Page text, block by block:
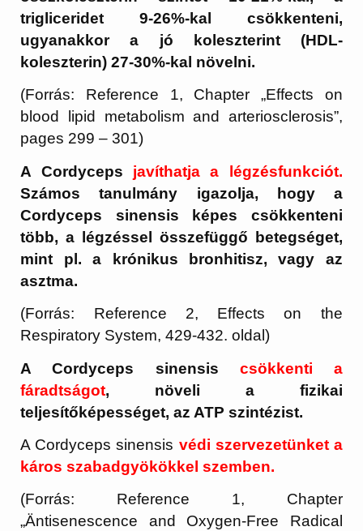
trigliceridet 9-26%-kal csökkenteni,
ugyanakkor a jó koleszterint (HDL-
koleszterin) 27-30%-kal növelni.
(Forrás: Reference 1, Chapter „Effects on
blood lipid metabolism and arteriosclerosis”,
pages 299 – 301)
A Cordyceps javíthatja a légzésfunkciót.
Számos tanulmány igazolja, hogy a
Cordyceps sinensis képes csökkenteni
több, a légzéssel összefüggő betegséget,
mint pl. a krónikus bronhitisz, vagy az
asztma.
(Forrás: Reference 2, Effects on the
Respiratory System, 429-432. oldal)
A Cordyceps sinensis csökkenti a
fáradtságot, növeli a fizikai
teljesítőképességet, az ATP szintézist.
A Cordyceps sinensis védi szervezetünket a
káros szabadgyökökkel szemben.
(Forrás: Reference 1, Chapter
„Äntisenescence and Oxygen-Free Radical